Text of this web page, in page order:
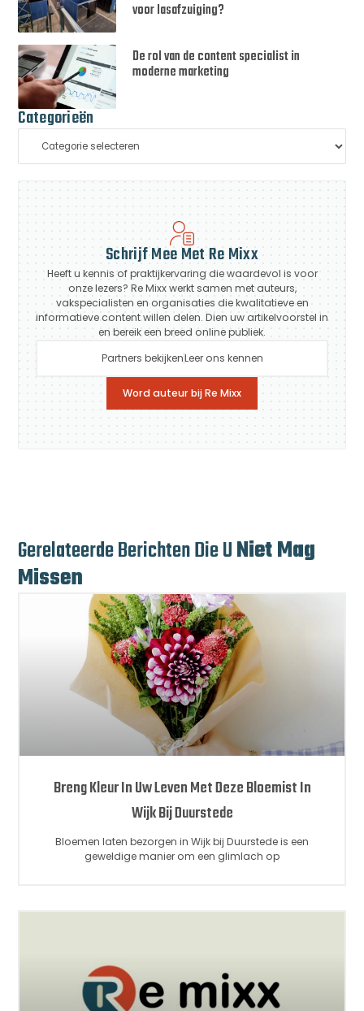
voor lasafzuiging?
De rol van de content specialist in
moderne marketing
Categorieën
Schrijf Mee Met Re Mixx
Heeft u kennis of praktijkervaring die waardevol is voor
onze lezers? Re Mixx werkt samen met auteurs,
vakspecialisten en organisaties die kwalitatieve en
informatieve content willen delen. Dien uw artikelvoorstel in
en bereik een breed online publiek.
Partners bekijkenLeer ons kennen
Word auteur bij Re Mixx
Gerelateerde Berichten Die UNiet Mag
Missen
Breng Kleur In Uw Leven Met Deze Bloemist In
Wijk Bij Duurstede
Bloemen laten bezorgen in Wijk bij Duurstede is een
geweldige manier om een glimlach op